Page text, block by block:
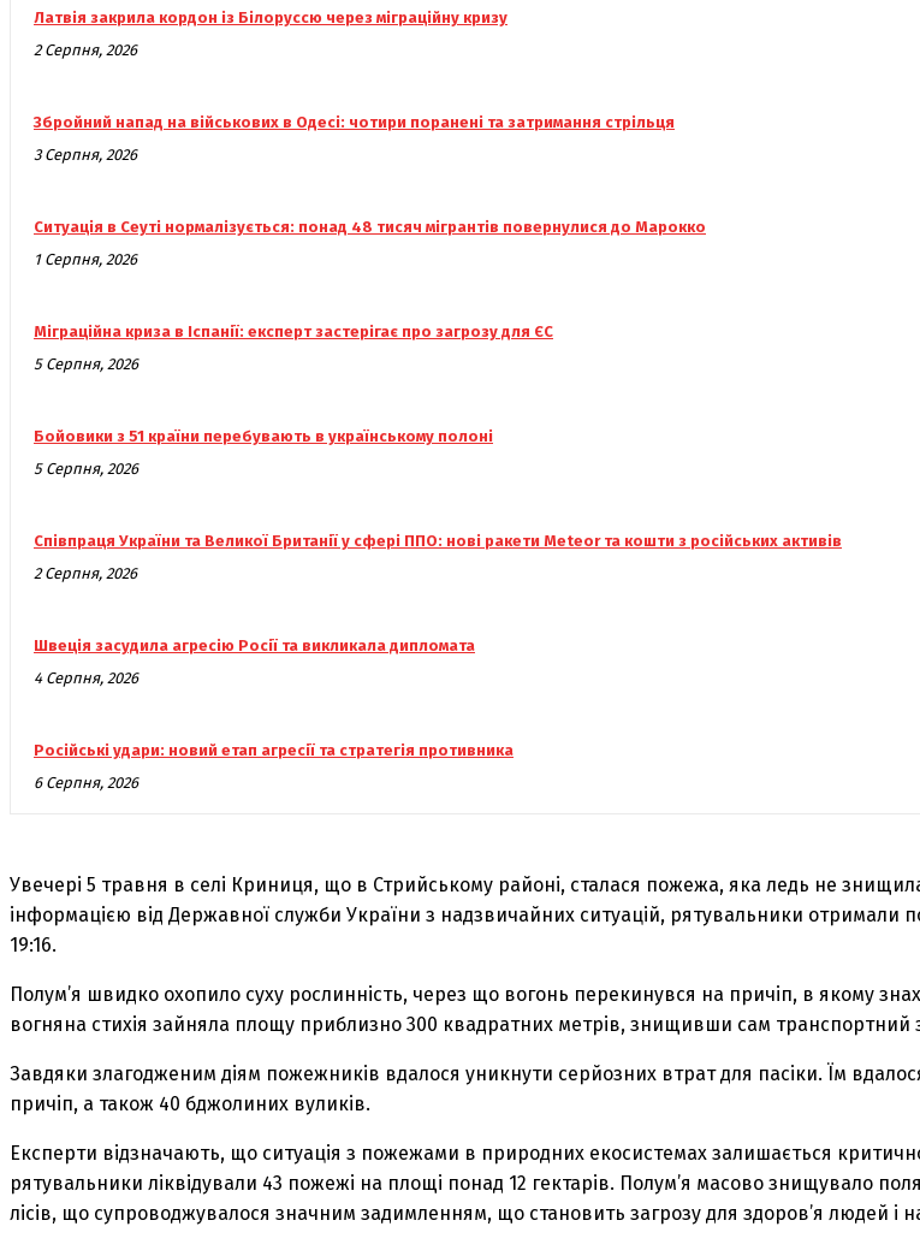
Латвія закрила кордон із Білоруссю через міграційну кризу
2 Серпня, 2026
Збройний напад на військових в Одесі: чотири поранені та затримання стрільця
3 Серпня, 2026
Ситуація в Сеуті нормалізується: понад 48 тисяч мігрантів повернулися до Марокко
1 Серпня, 2026
Міграційна криза в Іспанії: експерт застерігає про загрозу для ЄС
5 Серпня, 2026
Бойовики з 51 країни перебувають в українському полоні
5 Серпня, 2026
Співпраця України та Великої Британії у сфері ППО: нові ракети Meteor та кошти з російських активів
2 Серпня, 2026
Швеція засудила агресію Росії та викликала дипломата
4 Серпня, 2026
Російські удари: новий етап агресії та стратегія противника
6 Серпня, 2026
Увечері 5 травня в селі Криниця, що в Стрийському районі, сталася пожежа, яка ледь не
інформацією від Державної служби України з надзвичайних ситуацій, рятувальники отримали
19:16.
Полум’я швидко охопило суху рослинність, через що вогонь перекинувся на причіп, в якому
вогняна стихія зайняла площу приблизно 300 квадратних метрів, знищивши сам транспортний
Завдяки злагодженим діям пожежників вдалося уникнути серйозних втрат для пасіки. Їм
причіп, а також 40 бджолиних вуликів.
Експерти відзначають, що ситуація з пожежами в природних екосистемах залишається
рятувальники ліквідували 43 пожежі на площі понад 12 гектарів. Полум’я масово знищувало поля,
лісів, що супроводжувалося значним задимленням, що становить загрозу для здоров’я людей і